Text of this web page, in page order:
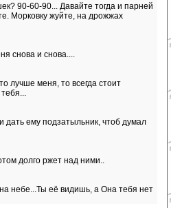
90-60-90... Давайте тогда и парней
Морковку жуйте, на дрожжах
снова и снова....
лучше меня, то всегда стоит
дать ему подзатыльник, чтоб думал
долго ржет над ними..
небе...Ты её видишь, а Она тебя нет